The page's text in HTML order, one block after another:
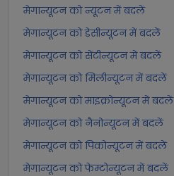
मेगान्यूटन को न्यूटन में बदलें
मेगान्यूटन को डेसीन्यूटन में बदलें
मेगान्यूटन को सेंटीन्यूटन में बदलें
मेगान्यूटन को मिलीन्यूटन में बदलें
मेगान्यूटन को माइक्रोन्यूटन में बदलें
मेगान्यूटन को नैनोन्यूटन में बदलें
मेगान्यूटन को पिकोन्यूटन में बदलें
मेगान्यूटन को फेम्टोन्यूटन में बदलें